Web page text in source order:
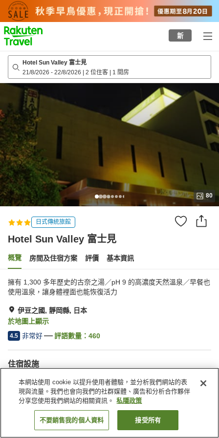
to
top
page
新
Hotel Sun Valley 富士見
21/8/2026 - 22/8/2026 | 2 位住客 | 1 間房
80
日式傳統旅館
Hotel Sun Valley 富士見
概覽 房間及住宿方案 評價 基本資訊
擁有 1,300 多年歷史的古奈之湯／pH 9 的高濃度天然溫泉／早餐也
使用溫泉，讓身體裡面也能恢復活力
伊豆之國, 靜岡縣, 日本
於地圖上顯示
4.5 非常好 評語數量： 460
住宿設施
停車場
桑拿
水療/美容院
餐廳
找客房
本網站使用 cookie 以提升使用者體驗，並分析我們網站的表
現與流量。我們也會向我們的社群媒體、廣告和分析合作夥伴
分享您使用我們網站的相關資訊。
私隱政策
不要銷售我的個人資料 接受所有